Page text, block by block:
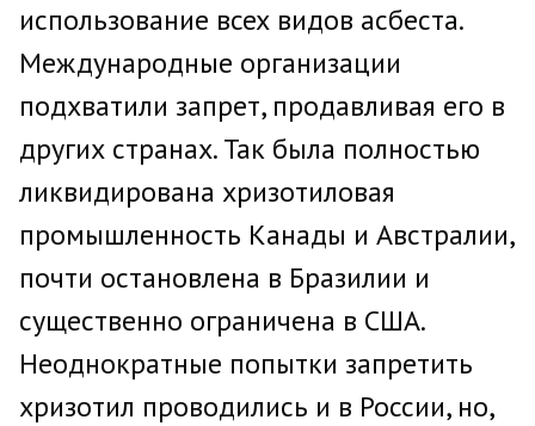
использование всех видов асбеста.
Международные организации
подхватили запрет, продавливая его в
других странах. Так была полностью
ликвидирована хризотиловая
промышленность Канады и Австралии,
почти остановлена в Бразилии и
существенно ограничена в США.
Неоднократные попытки запретить
хризотил проводились и в России, но,